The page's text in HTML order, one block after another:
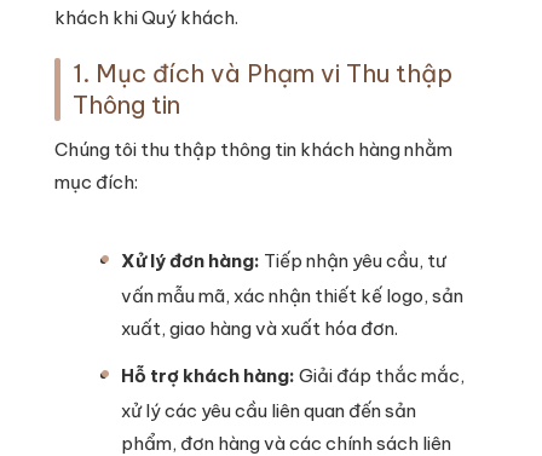
khách khi Quý khách.
1. Mục đích và Phạm vi Thu thập
Thông tin
Chúng tôi thu thập thông tin khách hàng nhằm
mục đích:
Xử lý đơn hàng: Tiếp nhận yêu cầu, tư
vấn mẫu mã, xác nhận thiết kế logo, sản
xuất, giao hàng và xuất hóa đơn.
Hỗ trợ khách hàng: Giải đáp thắc mắc,
xử lý các yêu cầu liên quan đến sản
phẩm, đơn hàng và các chính sách liên